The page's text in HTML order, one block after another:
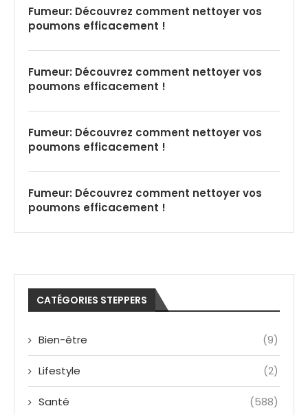
Fumeur: Découvrez comment nettoyer vos
poumons efficacement !
Fumeur: Découvrez comment nettoyer vos
poumons efficacement !
Fumeur: Découvrez comment nettoyer vos
poumons efficacement !
Fumeur: Découvrez comment nettoyer vos
poumons efficacement !
CATÉGORIES STEPPERS
Bien-être (9)
Lifestyle (2)
Santé (588)